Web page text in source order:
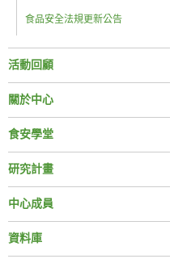
食品安全法規更新公告
活動回顧
關於中心
食安學堂
研究計畫
中心成員
資料庫